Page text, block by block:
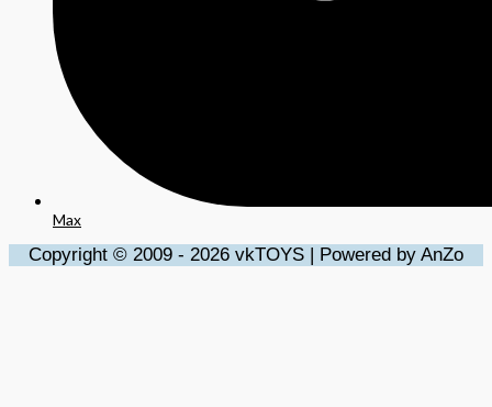
Max
Copyright © 2009 - 2026 vkTOYS | Powered by AnZo